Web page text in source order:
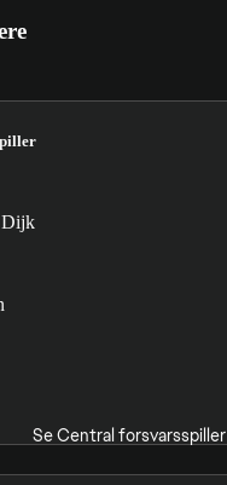
Se Central forsvarsspiller